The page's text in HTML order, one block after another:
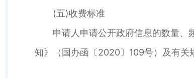
(五)收费标准
申请人申请公开政府信息的数量、频
知》（国办函〔2020〕109号）及有关